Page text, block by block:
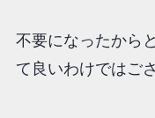
不要になったから
て良いわけではご